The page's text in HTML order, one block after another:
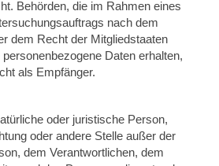
Behörden, die im Rahmen eines
nach dem
dem Recht der Mitgliedstaaten
Daten erhalten,
als Empfänger.
oder juristische Person,
oder andere Stelle außer der
dem Verantwortlichen, dem